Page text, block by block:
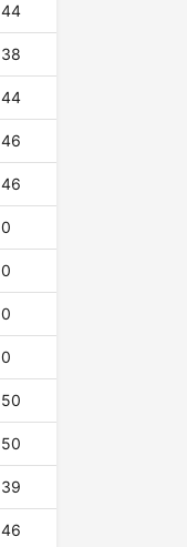
44
38
44
46
46
0
0
0
0
50
50
39
46